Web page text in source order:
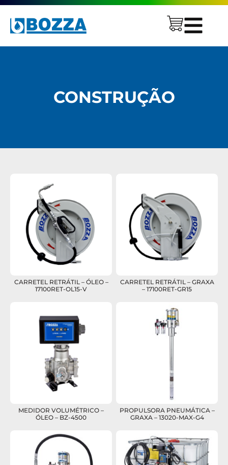
CONSTRUÇÃO
CARRETEL RETRÁTIL – ÓLEO –
17100RET-OL15-V
CARRETEL RETRÁTIL – GRAXA
– 17100RET-GR15
MEDIDOR VOLUMÉTRICO –
ÓLEO – BZ-4500
PROPULSORA PNEUMÁTICA –
GRAXA – 13020-MAX-G4